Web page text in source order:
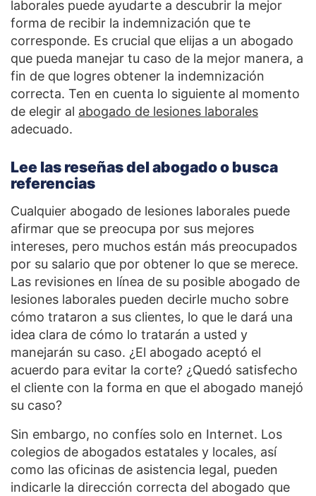
laborales puede ayudarte a descubrir la mejor
forma de recibir la indemnización que te
corresponde. Es crucial que elijas a un abogado
que pueda manejar tu caso de la mejor manera, a
fin de que logres obtener la indemnización
correcta. Ten en cuenta lo siguiente al momento
de elegir al abogado de lesiones laborales
adecuado.
Lee las reseñas del abogado o busca
referencias
Cualquier abogado de lesiones laborales puede
afirmar que se preocupa por sus mejores
intereses, pero muchos están más preocupados
por su salario que por obtener lo que se merece.
Las revisiones en línea de su posible abogado de
lesiones laborales pueden decirle mucho sobre
cómo trataron a sus clientes, lo que le dará una
idea clara de cómo lo tratarán a usted y
manejarán su caso. ¿El abogado aceptó el
acuerdo para evitar la corte? ¿Quedó satisfecho
el cliente con la forma en que el abogado manejó
su caso?
Sin embargo, no confíes solo en Internet. Los
colegios de abogados estatales y locales, así
como las oficinas de asistencia legal, pueden
indicarle la dirección correcta del abogado que